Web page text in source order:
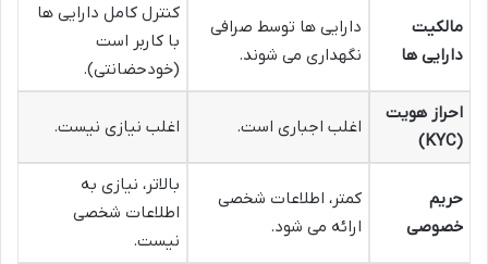
مالکیت
دارایی ها
دارایی ها توسط صرافی
نگهداری می شوند.
کنترل کامل دارایی ها
با کاربر است
(خودحضانتی).
احراز هویت
(KYC)
اغلب اجباری است. اغلب نیازی نیست.
حریم
خصوصی
کمتر، اطلاعات شخصی
ارائه می شود.
بالاتر، نیازی به
اطلاعات شخصی
نیست.